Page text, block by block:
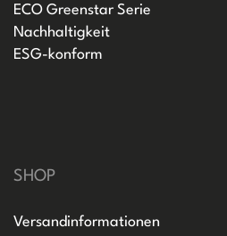
ECO Greenstar Serie
Nachhaltigkeit
ESG-konform
SHOP
Versandinformationen